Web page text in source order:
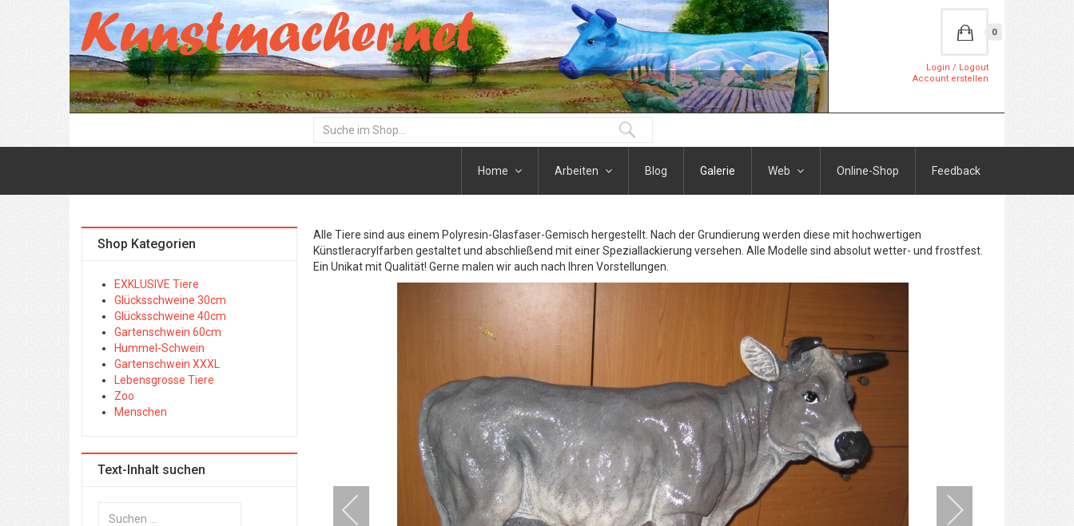
0
Login / Logout
Account erstellen
Home Arbeiten Blog Galerie Web Online-Shop Feedback
Alle Tiere sind aus einem Polyresin-Glasfaser-Gemisch hergestellt. Nach der Grundierung werden diese mit hochwertigen
Künstleracrylfarben gestaltet und abschließend mit einer Speziallackierung versehen. Alle Modelle sind absolut wetter- und frostfest.
Ein Unikat mit Qualität! Gerne malen wir auch nach Ihren Vorstellungen.
Shop Kategorien
EXKLUSIVE Tiere
Glücksschweine 30cm
Glücksschweine 40cm
Gartenschwein 60cm
Hummel-Schwein
Gartenschwein XXXL
Lebensgrosse Tiere
Zoo
Menschen
Text-Inhalt suchen